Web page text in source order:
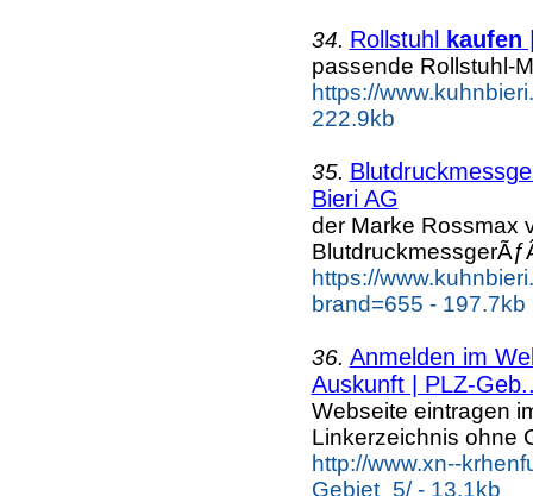
34. Rollstuhl kaufen
passende Rollstuhl-
https://
222.9kb
35.
Bieri AG
der Marke Rossmax
https://
brand=655 - 197.7kb
36. Anmelden im
Auskunft | PLZ-
Webseite eintragen
Linkerzeichnis ohne
http://www.xn--
Gebiet_5/ - 13.1kb